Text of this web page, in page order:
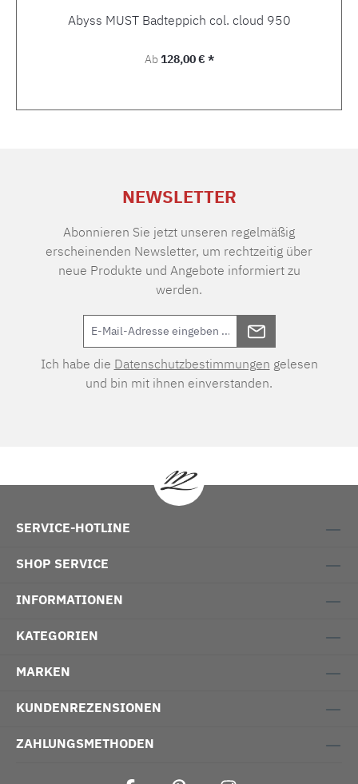
Abyss MUST Badteppich col. cloud 950
Regulärer Preis:
Ab128,00 € *
NEWSLETTER
Abonnieren Sie jetzt unseren regelmäßig
erscheinenden Newsletter, um rechtzeitig über
neue Produkte und Angebote informiert zu
werden.
Ich habe die Datenschutzbestimmungen gelesen
und bin mit ihnen einverstanden.
SERVICE-HOTLINE
SHOP SERVICE
INFORMATIONEN
KATEGORIEN
MARKEN
KUNDENREZENSIONEN
ZAHLUNGSMETHODEN